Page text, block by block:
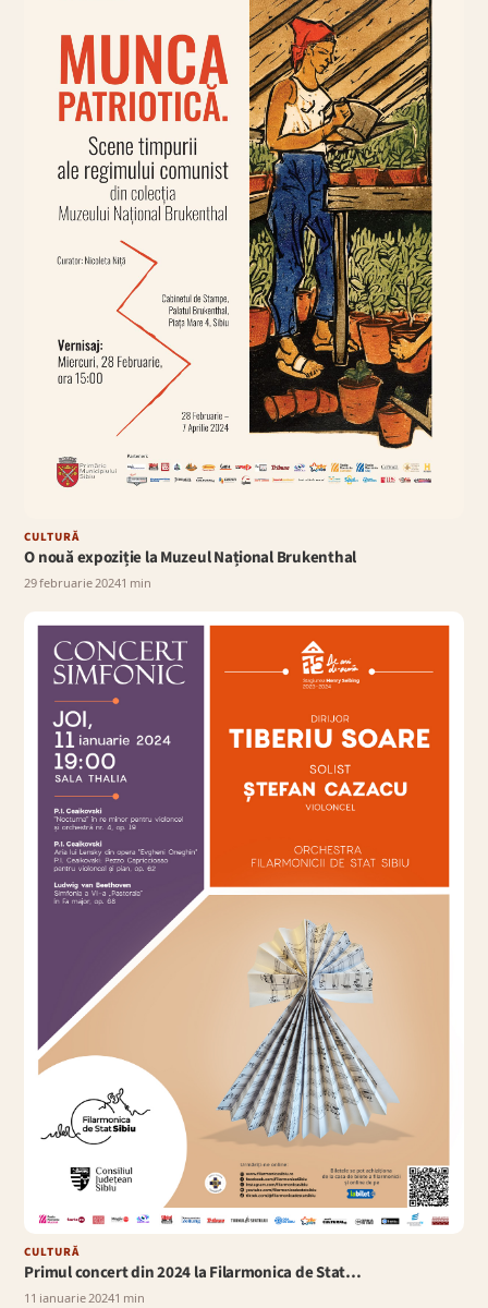
CULTURĂ
O nouă expoziție la Muzeul Național Brukenthal
29 februarie 20241 min
CULTURĂ
Primul concert din 2024 la Filarmonica de Stat…
11 ianuarie 20241 min